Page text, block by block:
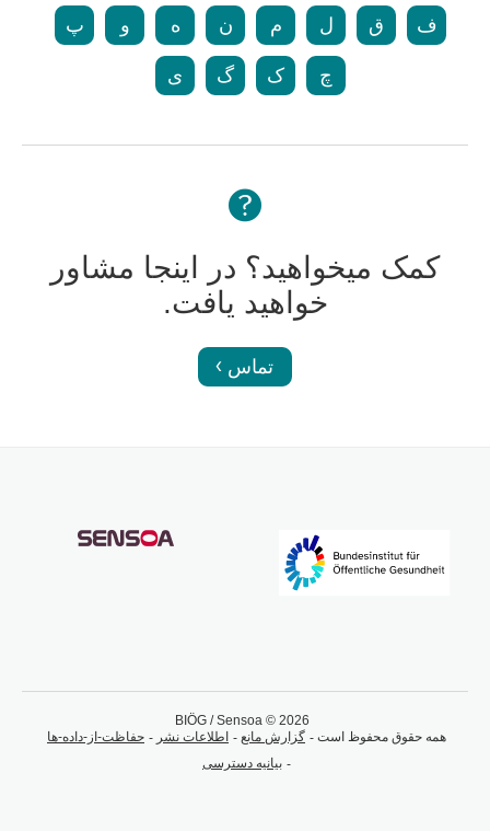
ف ق ل م ن ه و پ
چ ک گ ی
کمک میخواهید؟ در اینجا مشاور
خواهید یافت.
تماس
BIÖG / Sensoa © 2026
همه حقوق محفوظ است
گزارش مانع اطلاعات نشر
حفاظت-از-داده-ها
بیانیه دسترسی